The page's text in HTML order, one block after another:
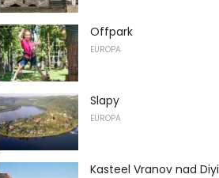
Offpark
EUROPA
Slapy
EUROPA
Kasteel Vranov nad Diyi